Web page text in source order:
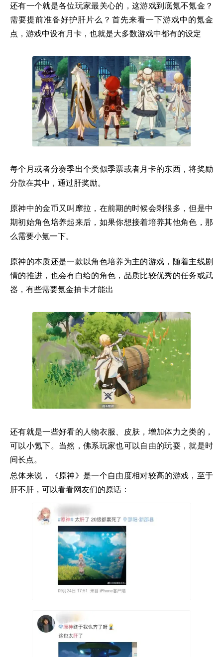
还有一个就是各位玩家最关心的，这游戏到底氪不氪金？
需要提前准备好护肝片么？首先来看一下游戏中的氪金
点，游戏中设有月卡，也就是大多数游戏中都有的设定
每个月或者分赛季出个类似季票或者月卡的东西，将奖励
分散在其中，通过肝奖励。
原神中的金币又叫摩拉，在前期的时候会剩很多，但是中
期初始角色培养起来后，如果你想接着培养其他角色，那
么需要小氪一下。
原神的本质还是一款以角色培养为主的游戏，随着主线剧
情的推进，也会有白给的角色，品质比较优秀的任务或武
器，有些需要氪金抽卡才能出
还有就是一些好看的人物衣服、皮肤，增加体力之类的，
可以小氪下。当然，佛系玩家也可以自由的玩耍，就是时
间长点。
总体来说，《原神》是一个自由度相对较高的游戏，至于
肝不肝，可以看看网友们的原话：